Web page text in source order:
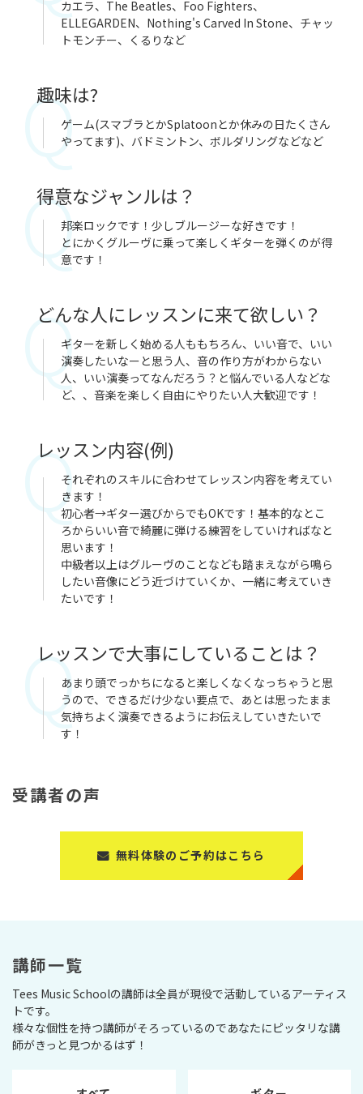
カエラ、The Beatles、Foo Fighters、
ELLEGARDEN、Nothing's Carved In Stone、チャッ
トモンチー、くるりなど
趣味は?
ゲーム(スマブラとかSplatoonとか休みの日たくさん
やってます)、バドミントン、ボルダリングなどなど
得意なジャンルは？
邦楽ロックです！少しブルージーな好きです！
とにかくグルーヴに乗って楽しくギターを弾くのが得
意です！
どんな人にレッスンに来て欲しい？
ギターを新しく始める人ももちろん、いい音で、いい
演奏したいなーと思う人、音の作り方がわからない
人、いい演奏ってなんだろう？と悩んでいる人などな
ど、、音楽を楽しく自由にやりたい人大歓迎です！
レッスン内容(例)
それぞれのスキルに合わせてレッスン内容を考えてい
きます！
初心者→ギター選びからでもOKです！基本的なとこ
ろからいい音で綺麗に弾ける練習をしていければなと
思います！
中級者以上はグルーヴのことなども踏まえながら鳴ら
したい音像にどう近づけていくか、一緒に考えていき
たいです！
レッスンで大事にしていることは？
あまり頭でっかちになると楽しくなくなっちゃうと思
うので、できるだけ少ない要点で、あとは思ったまま
気持ちよく演奏できるようにお伝えしていきたいで
す！
受講者の声
無料体験のご予約はこちら
講師一覧
Tees Music Schoolの講師は全員が現役で活動しているアーティス
トです。
様々な個性を持つ講師がそろっているのであなたにピッタリな講
師がきっと見つかるはず！